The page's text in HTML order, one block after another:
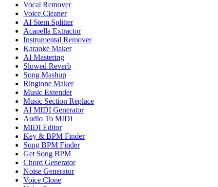
Vocal Remover
Voice Cleaner
AI Stem Splitter
Acapella Extractor
Instrumental Remover
Karaoke Maker
AI Mastering
Slowed Reverb
Song Mashup
Ringtone Maker
Music Extender
Music Section Replace
AI MIDI Generator
Audio To MIDI
MIDI Editor
Key & BPM Finder
Song BPM Finder
Get Song BPM
Chord Generator
Noise Generator
Voice Clone